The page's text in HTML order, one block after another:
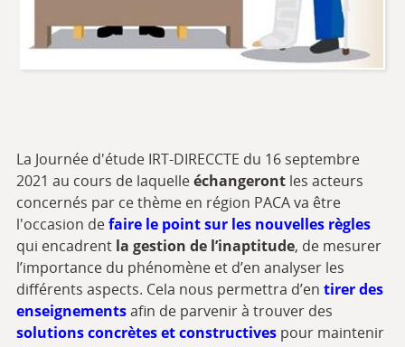
La Journée d'étude IRT-DIRECCTE du 16 septembre
2021 au cours de laquelleéchangerontles acteurs
concernés par ce thème en région PACA va être
l'occasion defaire le point sur les nouvelles règles
qui encadrent la gestion de l’inaptitude, de mesurer
l’importance du phénomène et d’en analyser les
différents aspects. Cela nous permettra d’en tirer des
enseignementsafin de parvenir à trouver des
solutions concrètes et constructivespour maintenir